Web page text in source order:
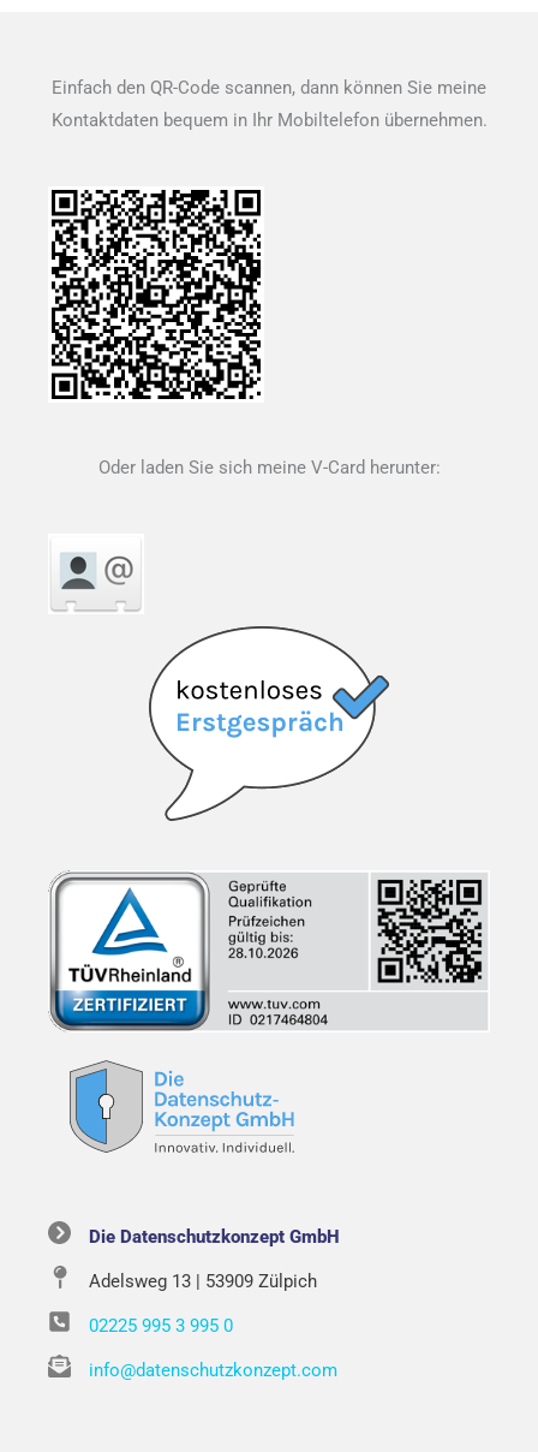
Einfach den QR-Code scannen, dann können Sie meine
Kontaktdaten bequem in Ihr Mobiltelefon übernehmen.
Oder laden Sie sich meine V-Card herunter:
Die Datenschutzkonzept GmbH
Adelsweg 13 | 53909 Zülpich
02225 995 3 995 0
info@datenschutzkonzept.com